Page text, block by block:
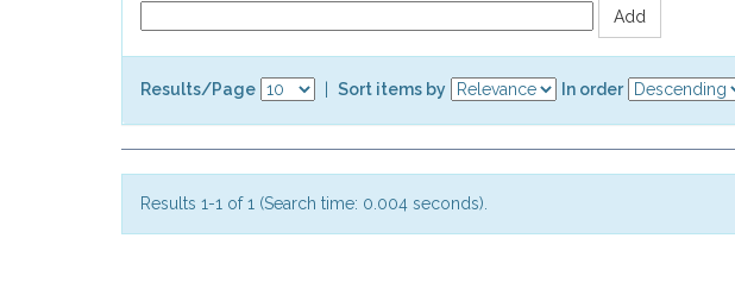
Results/Page Sort items by In order
Results 1-1 of 1 (Search time: 0.004 seconds).